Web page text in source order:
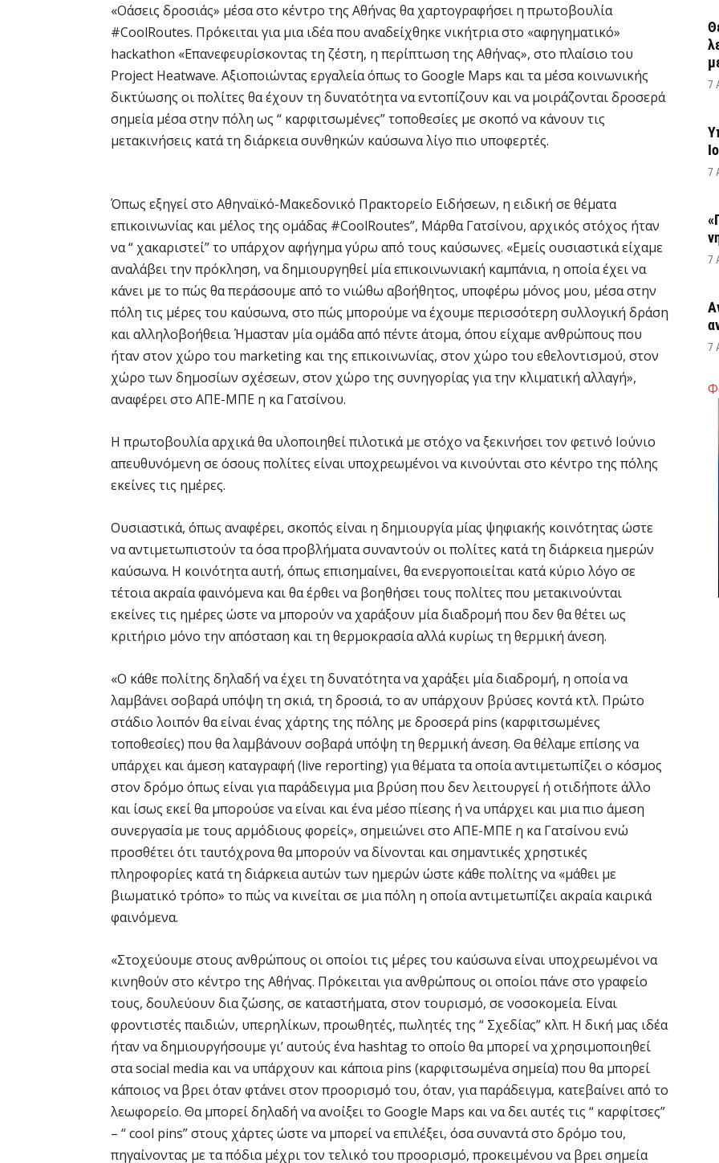
«Οάσεις δροσιάς» μέσα στο κέντρο της Αθήνας θα χαρτογραφήσει η πρωτοβουλία
#CoolRoutes. Πρόκειται για μια ιδέα που αναδείχθηκε νικήτρια στο «αφηγηματικό»
hackathon «Επανεφευρίσκοντας τη ζέστη, η περίπτωση της Αθήνας», στο πλαίσιο του
Project Heatwave. Αξιοποιώντας εργαλεία όπως το Google Maps και τα μέσα κοινωνικής
δικτύωσης οι πολίτες θα έχουν τη δυνατότητα να εντοπίζουν και να μοιράζονται δροσερά
σημεία μέσα στην πόλη ως “ καρφιτσωμένες” τοποθεσίες με σκοπό να κάνουν τις
μετακινήσεις κατά τη διάρκεια συνθηκών καύσωνα λίγο πιο υποφερτές.
Όπως εξηγεί στο Αθηναϊκό-Μακεδονικό Πρακτορείο Ειδήσεων, η ειδική σε θέματα
επικοινωνίας και μέλος της ομάδας #CoolRoutes”, Μάρθα Γατσίνου, αρχικός στόχος ήταν
να “ χακαριστεί” το υπάρχον αφήγημα γύρω από τους καύσωνες. «Εμείς ουσιαστικά είχαμε
αναλάβει την πρόκληση, να δημιουργηθεί μία επικοινωνιακή καμπάνια, η οποία έχει να
κάνει με το πώς θα περάσουμε από το νιώθω αβοήθητος, υποφέρω μόνος μου, μέσα στην
πόλη τις μέρες του καύσωνα, στο πώς μπορούμε να έχουμε περισσότερη συλλογική δράση
και αλληλοβοήθεια. Ήμασταν μία ομάδα από πέντε άτομα, όπου είχαμε ανθρώπους που
ήταν στον χώρο του marketing και της επικοινωνίας, στον χώρο του εθελοντισμού, στον
χώρο των δημοσίων σχέσεων, στον χώρο της συνηγορίας για την κλιματική αλλαγή»,
αναφέρει στο ΑΠΕ-ΜΠΕ η κα Γατσίνου.
Η πρωτοβουλία αρχικά θα υλοποιηθεί πιλοτικά με στόχο να ξεκινήσει τον φετινό Ιούνιο
απευθυνόμενη σε όσους πολίτες είναι υποχρεωμένοι να κινούνται στο κέντρο της πόλης
εκείνες τις ημέρες.
Ουσιαστικά, όπως αναφέρει, σκοπός είναι η δημιουργία μίας ψηφιακής κοινότητας ώστε
να αντιμετωπιστούν τα όσα προβλήματα συναντούν οι πολίτες κατά τη διάρκεια ημερών
καύσωνα. Η κοινότητα αυτή, όπως επισημαίνει, θα ενεργοποιείται κατά κύριο λόγο σε
τέτοια ακραία φαινόμενα και θα έρθει να βοηθήσει τους πολίτες που μετακινούνται
εκείνες τις ημέρες ώστε να μπορούν να χαράξουν μία διαδρομή που δεν θα θέτει ως
κριτήριο μόνο την απόσταση και τη θερμοκρασία αλλά κυρίως τη θερμική άνεση.
«Ο κάθε πολίτης δηλαδή να έχει τη δυνατότητα να χαράξει μία διαδρομή, η οποία να
λαμβάνει σοβαρά υπόψη τη σκιά, τη δροσιά, το αν υπάρχουν βρύσες κοντά κτλ. Πρώτο
στάδιο λοιπόν θα είναι ένας χάρτης της πόλης με δροσερά pins (καρφιτσωμένες
τοποθεσίες) που θα λαμβάνουν σοβαρά υπόψη τη θερμική άνεση. Θα θέλαμε επίσης να
υπάρχει και άμεση καταγραφή (live reporting) για θέματα τα οποία αντιμετωπίζει ο κόσμος
στον δρόμο όπως είναι για παράδειγμα μια βρύση που δεν λειτουργεί ή οτιδήποτε άλλο
και ίσως εκεί θα μπορούσε να είναι και ένα μέσο πίεσης ή να υπάρχει και μια πιο άμεση
συνεργασία με τους αρμόδιους φορείς», σημειώνει στο ΑΠΕ-ΜΠΕ η κα Γατσίνου ενώ
προσθέτει ότι ταυτόχρονα θα μπορούν να δίνονται και σημαντικές χρηστικές
πληροφορίες κατά τη διάρκεια αυτών των ημερών ώστε κάθε πολίτης να «μάθει με
βιωματικό τρόπο» το πώς να κινείται σε μια πόλη η οποία αντιμετωπίζει ακραία καιρικά
φαινόμενα.
«Στοχεύουμε στους ανθρώπους οι οποίοι τις μέρες του καύσωνα είναι υποχρεωμένοι να
κινηθούν στο κέντρο της Αθήνας. Πρόκειται για ανθρώπους οι οποίοι πάνε στο γραφείο
τους, δουλεύουν δια ζώσης, σε καταστήματα, στον τουρισμό, σε νοσοκομεία. Είναι
φροντιστές παιδιών, υπερηλίκων, προωθητές, πωλητές της “ Σχεδίας” κλπ. Η δική μας ιδέα
ήταν να δημιουργήσουμε γι’ αυτούς ένα hashtag το οποίο θα μπορεί να χρησιμοποιηθεί
στα social media και να υπάρχουν και κάποια pins (καρφιτσωμένα σημεία) που θα μπορεί
κάποιος να βρει όταν φτάνει στον προορισμό του, όταν, για παράδειγμα, κατεβαίνει από το
λεωφορείο. Θα μπορεί δηλαδή να ανοίξει το Google Maps και να δει αυτές τις “ καρφίτσες”
– “ cool pins” στους χάρτες ώστε να μπορεί να επιλέξει, όσα συναντά στο δρόμο του,
πηγαίνοντας με τα πόδια μέχρι τον τελικό του προορισμό, προκειμένου να βρει σημεία
7
7
7
7